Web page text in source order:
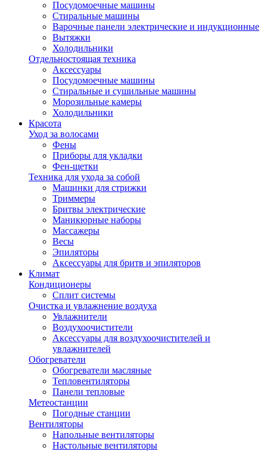
Посудомоечные машины
Стиральные машины
Варочные панели электрические и индукционные
Вытяжки
Холодильники
Отдельностоящая техника
Аксессуары
Посудомоечные машины
Стиральные и сушильные машины
Морозильные камеры
Холодильники
Красота
Уход за волосами
Фены
Приборы для укладки
Фен-щетки
Техника для ухода за собой
Машинки для стрижки
Триммеры
Бритвы электрические
Маникюрные наборы
Массажеры
Весы
Эпиляторы
Аксессуары для бритв и эпиляторов
Климат
Кондиционеры
Сплит системы
Очистка и увлажнение воздуха
Увлажнители
Воздухоочистители
Аксессуары для воздухоочистителей и
увлажнителей
Обогреватели
Обогреватели масляные
Тепловентиляторы
Панели тепловые
Метеостанции
Погодные станции
Вентиляторы
Напольные вентиляторы
Настольные вентиляторы